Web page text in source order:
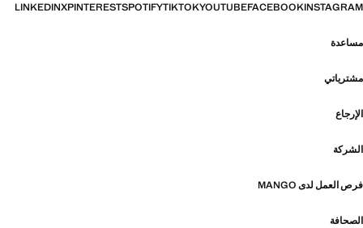
INSTAGRAM
FACEBOOK
YOUTUBE
TIKTOK
SPOTIFY
PINTEREST
X
LINKEDIN
مساعدة
مشترياتي
الإرجاع
الشركة
فرص العمل لدى MANGO
الصحافة